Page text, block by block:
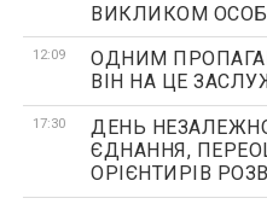
ВИКЛИКОМ
12:09
ОДНИМ
ВІН НА ЦЕ
17:30
ДЕНЬ
ЄДНАННЯ,
ОРІЄНТИРІВ